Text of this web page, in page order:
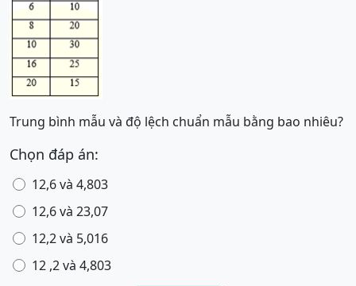
Trung bình mẫu và độ lệch chuẩn mẫu bằng bao nhiêu?
Chọn đáp án:
12,6 và 4,803
12,6 và 23,07
12,2 và 5,016
12 ,2 và 4,803